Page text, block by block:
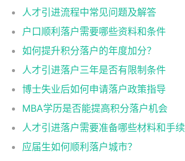
人才引进流程中常见问题及解答
户口顺利落户需要哪些资料和条件
如何提升积分落户的年度加分？
人才引进落户三年是否有限制条件
博士失业后如何申请落户政策指导
MBA学历是否能提高积分落户机会
人才引进落户需要准备哪些材料和手续
应届生如何顺利落户城市？